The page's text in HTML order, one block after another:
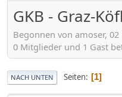
GKB - Graz-
Begonnen von amoser, 02
0 Mitglieder und 1 Gast
NACH UNTEN Seiten 1